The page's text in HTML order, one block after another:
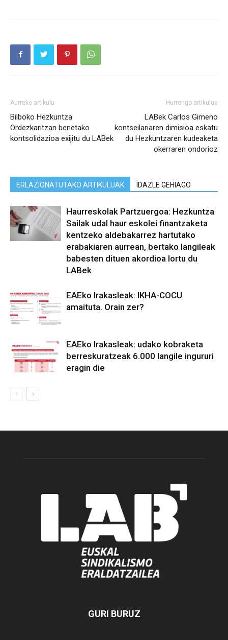
Aurreko artikulu
Bilboko Hezkuntza
Ordezkaritzan benetako
kontsolidazioa exijitu du LABek
Hurrengo artikulua
LABek Carlos Gimeno
kontseilariaren dimisioa eskatu
du Hezkuntzaren kudeaketa
okerraren ondorioz
ERLAZIONATUTAKO ARTIKULUAK IDAZLE GEHIAGO
Haurreskolak Partzuergoa: Hezkuntza
Sailak udal haur eskolei finantzaketa
kentzeko aldebakarrez hartutako
erabakiaren aurrean, bertako langileak
babesten dituen akordioa lortu du
LABek
EAEko Irakasleak: IKHA-COCU
amaituta. Orain zer?
EAEko Irakasleak: udako kobraketa
berreskuratzeak 6.000 langile ingururi
eragin die
GURI BURUZ